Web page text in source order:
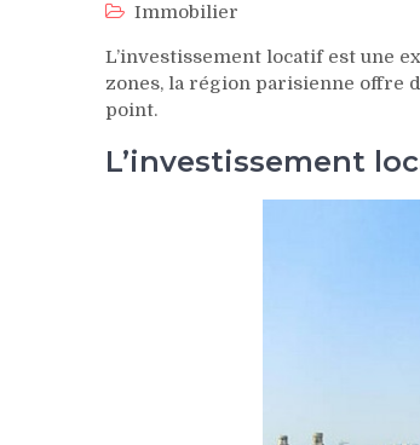
Immobilier
L’investissement locatif est une
zones, la région parisienne offre
point.
L’investissement